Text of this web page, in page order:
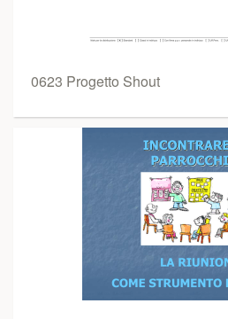
0623 Progetto Shout